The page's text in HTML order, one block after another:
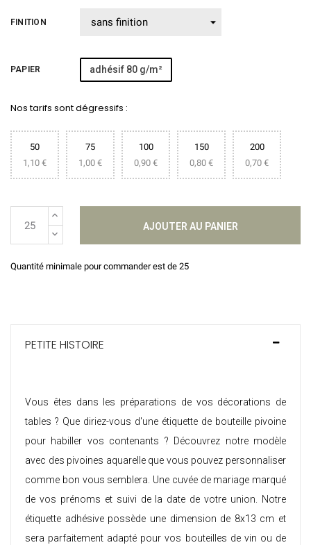
FINITION
PAPIER adhésif 80 g/m²
Nos tarifs sont dégressifs :
50
1,10 €
75
1,00 €
100
0,90 €
150
0,80 €
200
0,70 €
AJOUTER AU PANIER
Quantité minimale pour commander est de 25
PETITE HISTOIRE
Vous êtes dans les préparations de vos décorations de
tables ? Que diriez-vous d'une étiquette de bouteille pivoine
pour habiller vos contenants ? Découvrez notre modèle
avec des pivoines aquarelle que vous pouvez personnaliser
comme bon vous semblera. Une cuvée de mariage marqué
de vos prénoms et suivi de la date de votre union. Notre
étiquette adhésive possède une dimension de 8x13 cm et
sera parfaitement adapté pour vos bouteilles de vin ou de